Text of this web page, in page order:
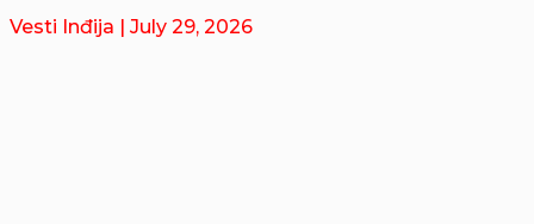
Vesti Inđija | July 29, 2026